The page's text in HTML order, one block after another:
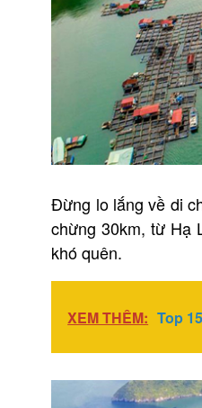
Đừng lo lắng về di
chừng 30km, từ Hạ
khó quên.
XEM THÊM: Top